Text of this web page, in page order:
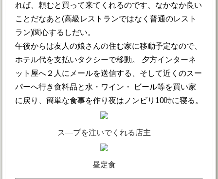
れば、頼むと買って来てくれるのです、なかなか良い
ことだなあと(高級レストランではなく普通のレスト
ラン)関心するしだい。
午後からは友人の娘さんの住む家に移動予定なので、
ホテル代を支払いタクシーで移動。 夕方インターネ
ット屋へ２人にメールを送信する、そして近くのスー
パーへ行き食料品と水・ワイン・ ビール等を買い家
に戻り、簡単な食事を作り夜はノンビリ10時に寝る。
ス―プを注いでくれる店主
昼定食